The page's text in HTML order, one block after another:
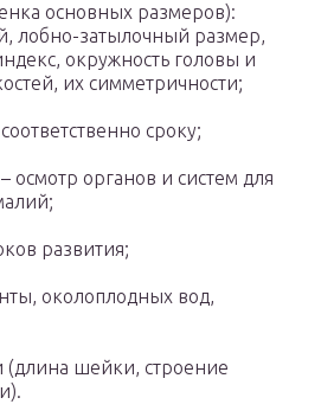
основных размеров):
лобно-затылочный размер,
окружность головы и
их симметричности;
сроку;
осмотр органов и систем для
развития;
околоплодных вод,
(длина шейки, строение